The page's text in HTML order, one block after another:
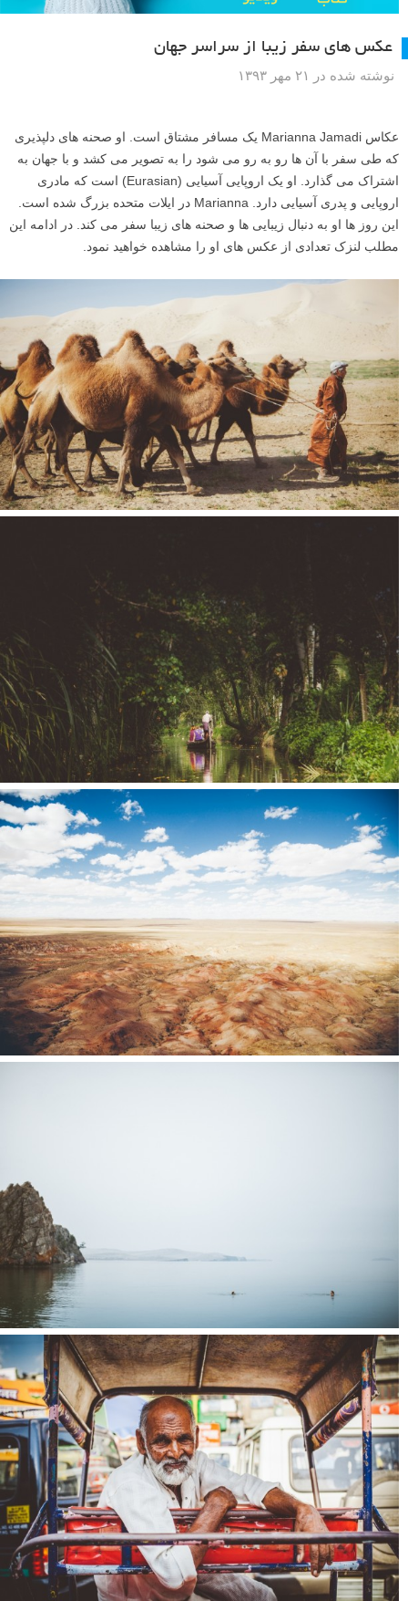
عکس های سفر زیبا از سراسر جهان
نوشته شده در ۲۱ مهر ۱۳۹۳
عکاس Marianna Jamadi یک مسافر مشتاق است. او صحنه های دلپذیری
که طی سفر با آن ها رو به رو می شود را به تصویر می کشد و با جهان به
اشتراک می گذارد. او یک اروپایی آسیایی (Eurasian) است که مادری
اروپایی و پدری آسیایی دارد. Marianna در ایلات متحده بزرگ شده است.
این روز ها او به دنبال زیبایی ها و صحنه های زیبا سفر می کند. در ادامه این
مطلب لنزک تعدادی از عکس های او را مشاهده خواهید نمود.